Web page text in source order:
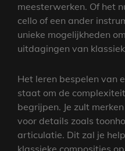
meesterwerken. Of het
cello of een ander
unieke mogelijkheden
uitdagingen van
Het leren bespelen van
staat om de
begrijpen. Je zult
voor details zoals
articulatie. Dit zal je